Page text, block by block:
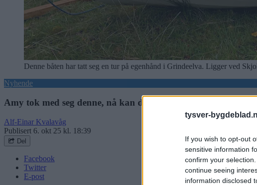
tysver-
If you wish to opt-out
sensitive information
confirm your
continue seeing
information disclosed
Denne båten har tatt seg en tur på egenhånd i Grindeelva. Ligger ved
Nyhende
Amy tok med seg denne, nå kan du få den igjen
Alf-Einar Kvalavåg
Publisert 6. okt 25 kl. 18:39
Del
Facebook
Twitter
E-post